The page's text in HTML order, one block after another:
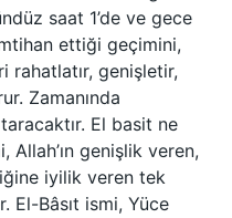
saat 1’de ve gece
ettiği geçimini,
rahatlatır, genişletir,
Zamanında
El basit ne
Allah’ın genişlik veren,
iyilik veren tek
El-Bâsıt ismi, Yüce